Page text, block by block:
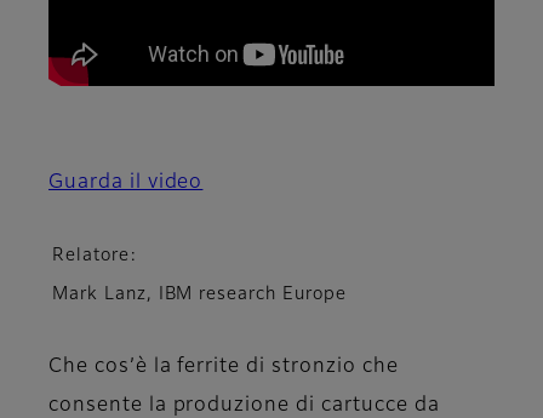
Guarda il video
Relatore:
Mark Lanz, IBM research Europe
Che cos’è la ferrite di stronzio che
consente la produzione di cartucce da